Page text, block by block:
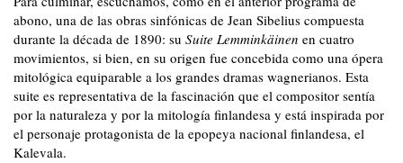
abono, una de las obras sinfónicas de Jean Sibelius compuesta
durante la década de 1890: su Suite Lemminkäinen en cuatro
movimientos, si bien, en su origen fue concebida como una ópera
mitológica equiparable a los grandes dramas wagnerianos. Esta
suite es representativa de la fascinación que el compositor sentía
por la naturaleza y por la mitología finlandesa y está inspirada por
el personaje protagonista de la epopeya nacional finlandesa, el
Kalevala.